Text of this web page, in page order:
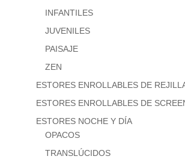
INFANTILES
JUVENILES
PAISAJE
ZEN
ESTORES ENROLLABLES DE
ESTORES ENROLLABLES DE
ESTORES NOCHE Y DÍA
OPACOS
TRANSLÚCIDOS